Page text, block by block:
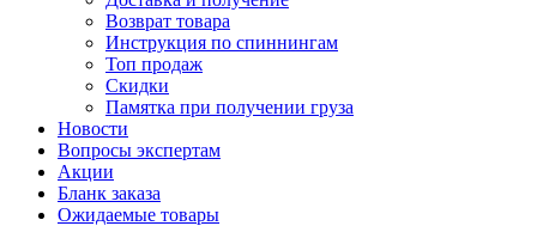
Возврат товара
Инструкция по спиннингам
Топ продаж
Скидки
Памятка при получении груза
Новости
Вопросы экспертам
Акции
Бланк заказа
Ожидаемые товары